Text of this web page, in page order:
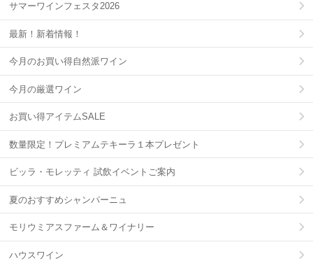
サマーワインフェスタ2026
最新！新着情報！
今月のお買い得自然派ワイン
今月の厳選ワイン
お買い得アイテムSALE
数量限定！プレミアムテキーラ１本プレゼント
ビッラ・モレッティ 試飲イベントご案内
夏のおすすめシャンパーニュ
モリウミアスファーム＆ワイナリー
ハウスワイン